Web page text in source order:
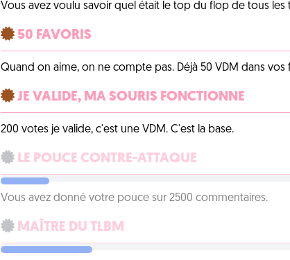
Vous avez voulu savoir quel était le top du flop de tous les
50 FAVORIS
Quand on aime, on ne compte pas. Déjà 50 VDM dans vos
JE VALIDE, MA SOURIS FONCTIONNE
200 votes je valide, c'est une VDM. C'est la base.
LE POUCE CONTRE-ATTAQUE
Vous avez donné votre pouce sur 2500 commentaires.
MAÎTRE DU TLBM